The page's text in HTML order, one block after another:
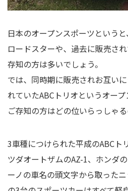
日本のオープンスポーツという
ロードスターや、過去に販売さ
存知の方は多いでしょう。
では、同時期に販売されお互い
れていたABCトリオというオー
ご存知の方はどの位いらっしゃる
3車種につけられた平成のABCト
ツダオートザムのAZ-1、ホンダ
ーノの車名の頭文字から取った